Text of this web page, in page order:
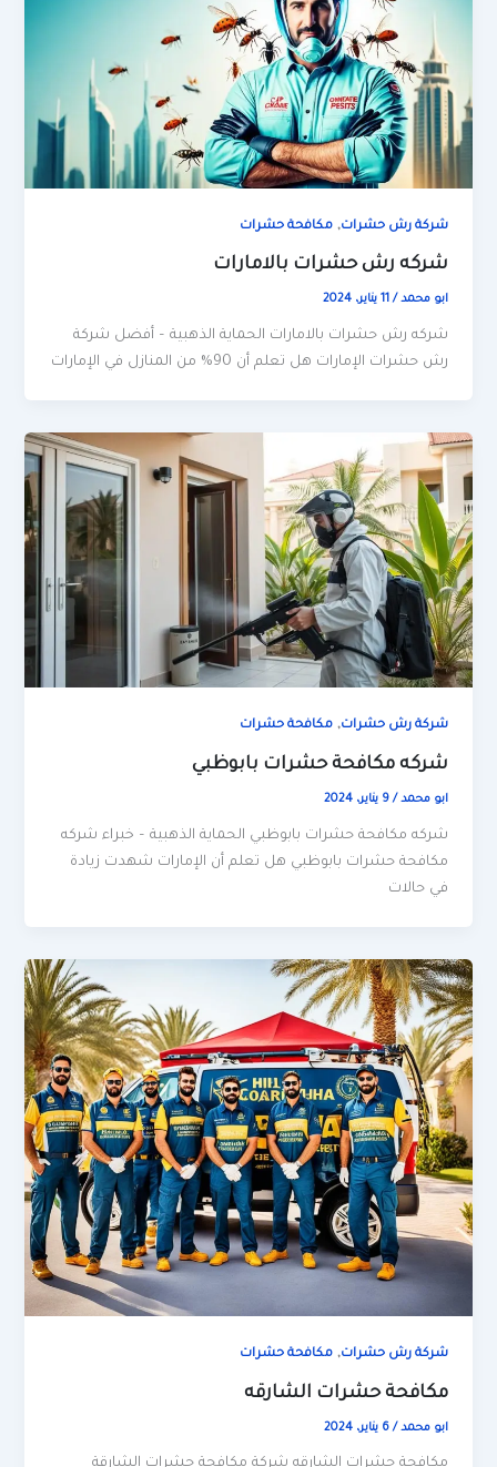
شركة رش حشرات,مكافحة حشرات
شركه رش حشرات بالامارات
ابو محمد/11 يناير، 2024
شركه رش حشرات بالامارات الحماية الذهبية – أفضل شركة
رش حشرات الإمارات هل تعلم أن 90% من المنازل في الإمارات
شركة رش حشرات,مكافحة حشرات
شركه مكافحة حشرات بابوظبي
ابو محمد/9 يناير، 2024
شركه مكافحة حشرات بابوظبي الحماية الذهبية – خبراء شركه
مكافحة حشرات بابوظبي هل تعلم أن الإمارات شهدت زيادة
في حالات
شركة رش حشرات,مكافحة حشرات
مكافحة حشرات الشارقه
ابو محمد/6 يناير، 2024